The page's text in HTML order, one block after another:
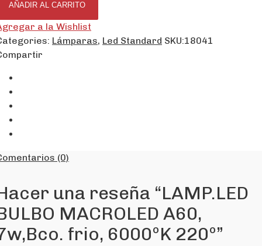
AÑADIR AL CARRITO
a la Wishlist
Lámparas, Led Standard SKU:18041
(0)
una reseña “LAMP.LED
MACROLED A60,
frio, 6000ºK 220º”